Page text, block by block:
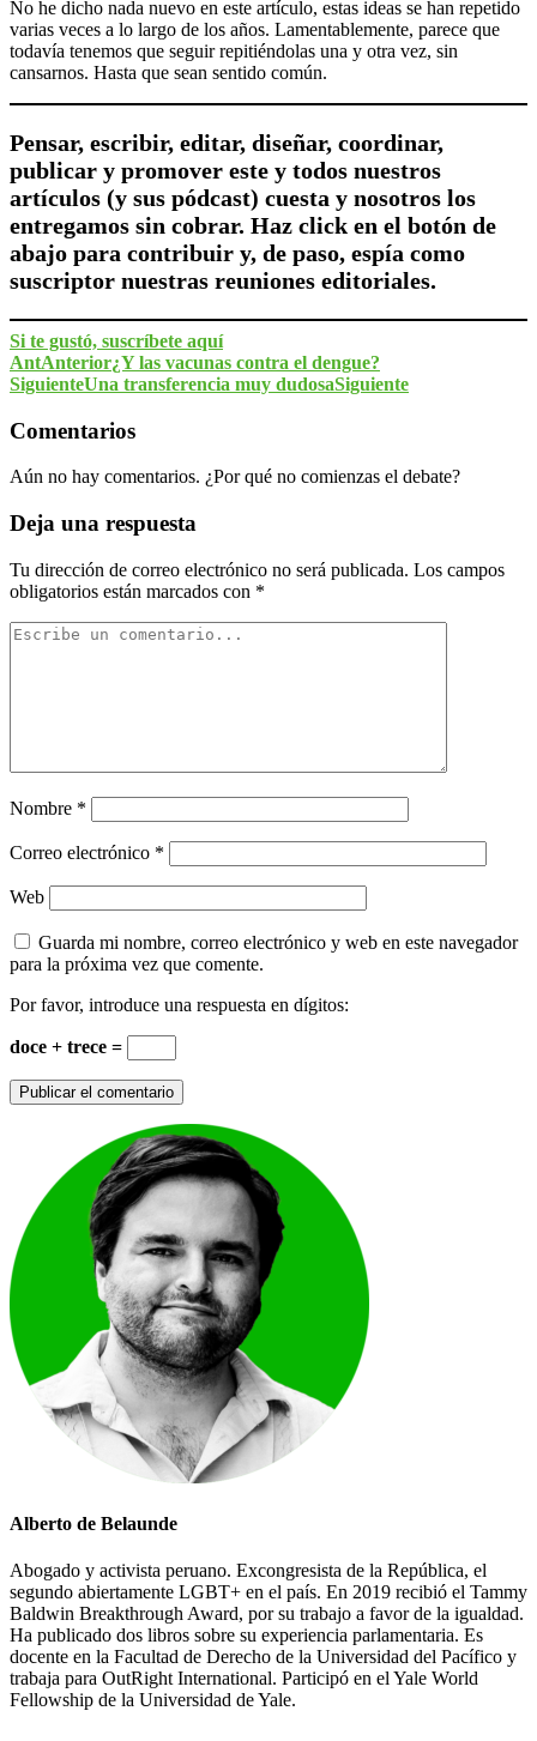
No he dicho nada nuevo en este artículo, estas ideas se han repetido
varias veces a lo largo de los años. Lamentablemente, parece que
todavía tenemos que seguir repitiéndolas una y otra vez, sin
cansarnos. Hasta que sean sentido común.
Pensar, escribir, editar, diseñar, coordinar,
publicar y promover este y todos nuestros
artículos (y sus pódcast) cuesta y nosotros los
entregamos sin cobrar. Haz click en el botón de
abajo para contribuir y, de paso, espía como
suscriptor nuestras reuniones editoriales.
Si te gustó, suscríbete aquí
AntAnterior¿Y las vacunas contra el dengue?
SiguienteUna transferencia muy dudosaSiguiente
Comentarios
Aún no hay comentarios. ¿Por qué no comienzas el debate?
Deja una respuesta
Tu dirección de correo electrónico no será publicada. Los campos
obligatorios están marcados con *
Nombre *
Correo electrónico *
Web
Guarda mi nombre, correo electrónico y web en este navegador
para la próxima vez que comente.
Por favor, introduce una respuesta en dígitos:
doce + trece =
Alberto de Belaunde
Abogado y activista peruano. Excongresista de la República, el
segundo abiertamente LGBT+ en el país. En 2019 recibió el Tammy
Baldwin Breakthrough Award, por su trabajo a favor de la igualdad.
Ha publicado dos libros sobre su experiencia parlamentaria. Es
docente en la Facultad de Derecho de la Universidad del Pacífico y
trabaja para OutRight International. Participó en el Yale World
Fellowship de la Universidad de Yale.